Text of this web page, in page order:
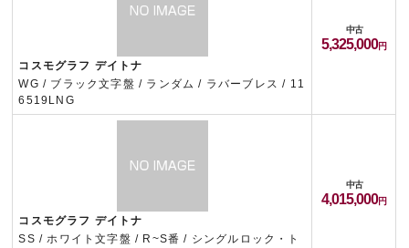
コスモグラフ デイトナ
WG / ブラック文字盤 / ランダム / ラバーブレス / 11
6519LNG
中古
5,325,000
コスモグラフ デイトナ
SS / ホワイト文字盤 / R~S番 / シングルロック・ト
中古
4,015,000